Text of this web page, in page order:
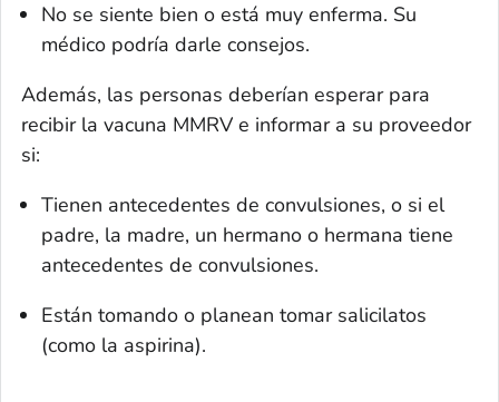
No se siente bien o está muy enferma. Su
médico podría darle consejos.
Además, las personas deberían esperar para
recibir la vacuna MMRV e informar a su proveedor
si:
Tienen antecedentes de convulsiones, o si el
padre, la madre, un hermano o hermana tiene
antecedentes de convulsiones.
Están tomando o planean tomar salicilatos
(como la aspirina).